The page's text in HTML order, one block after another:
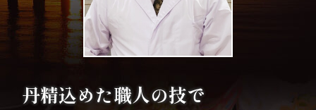
敷
店
丹精込めた職人の技で